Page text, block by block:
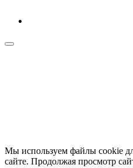
Мы используем файлы cookie
сайте. Продолжая просмотр